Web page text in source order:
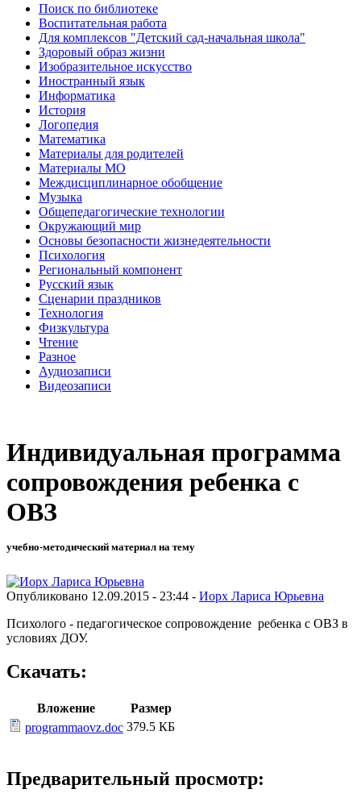
Поиск по библиотеке
Воспитательная работа
Для комплексов "Детский сад-начальная школа"
Здоровый образ жизни
Изобразительное искусство
Иностранный язык
Информатика
История
Логопедия
Математика
Материалы для родителей
Материалы МО
Междисциплинарное обобщение
Музыка
Общепедагогические технологии
Окружающий мир
Основы безопасности жизнедеятельности
Психология
Региональный компонент
Русский язык
Сценарии праздников
Технология
Физкультура
Чтение
Разное
Аудиозаписи
Видеозаписи
Индивидуальная программа
сопровождения ребенка с
ОВЗ
учебно-методический материал на тему
Опубликовано 12.09.2015 - 23:44 - Иорх Лариса Юрьевна
Психолого - педагогическое сопровождение ребенка с ОВЗ в
условиях ДОУ.
Скачать:
Вложение
Размер
programmaovz.doc 379.5 КБ
Предварительный просмотр: